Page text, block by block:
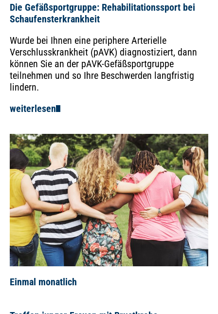
Die Gefäßsportgruppe: Rehabilitationssport bei
Schaufensterkrankheit
Wurde bei Ihnen eine periphere Arterielle
Verschlusskrankheit (pAVK) diagnostiziert, dann
können Sie an der pAVK-Gefäßsportgruppe
teilnehmen und so Ihre Beschwerden langfristig
lindern.
weiterlesen
Einmal monatlich